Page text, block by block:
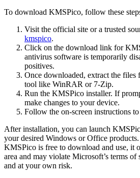
To download KMSPico, follow these
Visit the official site or a trusted
kmspico.
Click on the download link for
antivirus software is temporarily
positives.
Once downloaded, extract the files
tool like WinRAR or 7-Zip.
Run the KMSPico installer. If
make changes to your device.
Follow the on-screen instructions
After installation, you can launch
your desired Windows or Office
KMSPico is free to download and use, it
area and may violate Microsoft’s terms
and at your own risk.